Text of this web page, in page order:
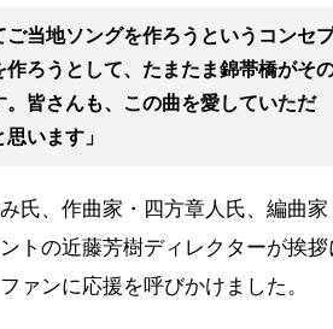
ご当地ソングを作ろうというコンセ
作ろうとして、たまたま錦帯橋がそ
皆さんも、この曲を愛していただ
います」
氏、作曲家・四方章人氏、編曲家
トの近藤芳樹ディレクターが挨拶
ァンに応援を呼びかけました。